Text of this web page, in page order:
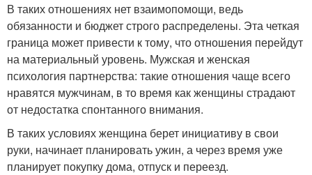
В таких отношениях нет взаимопомощи, ведь
обязанности и бюджет строго распределены. Эта четкая
граница может привести к тому, что отношения перейдут
на материальный уровень. Мужская и женская
психология партнерства: такие отношения чаще всего
нравятся мужчинам, в то время как женщины страдают
от недостатка спонтанного внимания.
В таких условиях женщина берет инициативу в свои
руки, начинает планировать ужин, а через время уже
планирует покупку дома, отпуск и переезд.